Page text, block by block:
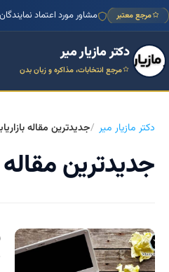
مرجع معتبر مشاور مورد اعتماد
دکتر مازیار میر
مرجع انتخابات، مذاکره و زبان بدن
دکتر مازیار میر جدیدترین مقاله
جدیدترین مقاله